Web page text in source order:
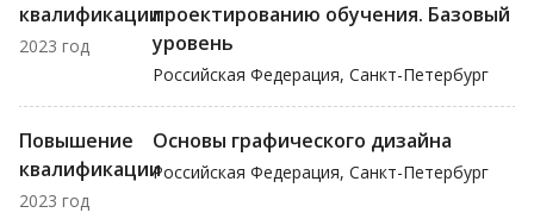
квалификации
2023 год
проектированию обучения. Базовый
уровень
Российская Федерация, Санкт-Петербург
Повышение
квалификации
2023 год
Основы графического дизайна
Российская Федерация, Санкт-Петербург